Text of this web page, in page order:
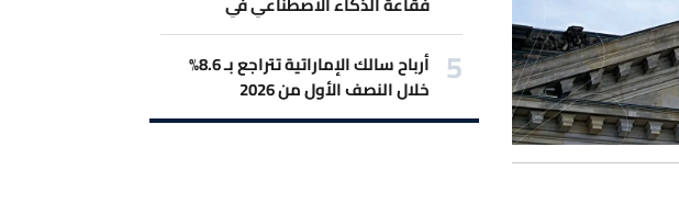
الانكماش؟
أرباح سالك الإماراتية تتراجع بـ 8.6%
خلال النصف الأول من 2026